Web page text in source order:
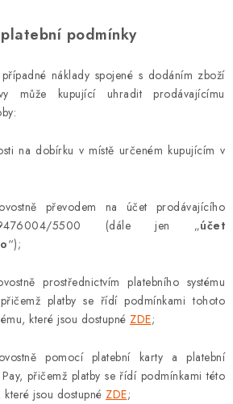
podmínky
náklady spojené s dodáním zboží
může kupující uhradit prodávajícímu
na dobírku v místě určeném kupujícím v
převodem na účet prodávajícího
5500 (dále jen „účet
“);
prostřednictvím platebního systému
platby se řídí podmínkami tohoto
které jsou dostupné ZDE;
pomocí platební karty a platební
přičemž platby se řídí podmínkami této
které jsou dostupné ZDE;